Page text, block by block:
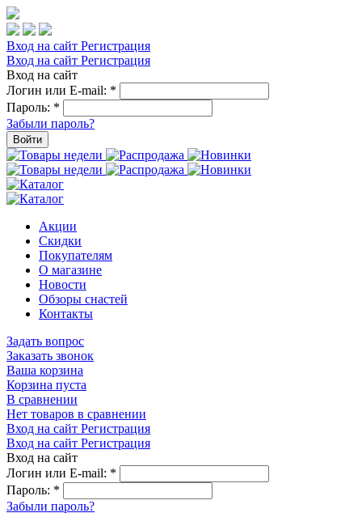
Вход на сайт Регистрация
Вход на сайт Регистрация
Вход на сайт
Логин или E-mail: *
Пароль: *
Забыли пароль?
Войти
Акции
Скидки
Покупателям
О магазине
Новости
Обзоры снастей
Контакты
Задать вопрос
Заказать звонок
Ваша корзина
Корзина пуста
В сравнении
Нет товаров в сравнении
Вход на сайт Регистрация
Вход на сайт Регистрация
Вход на сайт
Логин или E-mail: *
Пароль: *
Забыли пароль?